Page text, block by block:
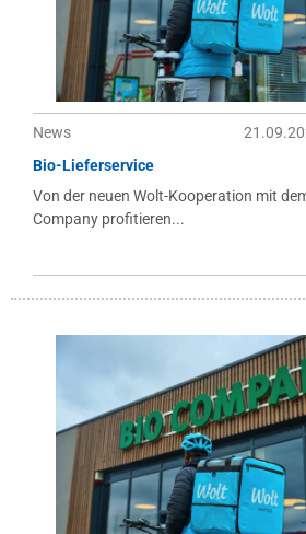
News
Bio-Lieferservice
Von der neuen Wolt-Kooperation mit
Company profitieren...